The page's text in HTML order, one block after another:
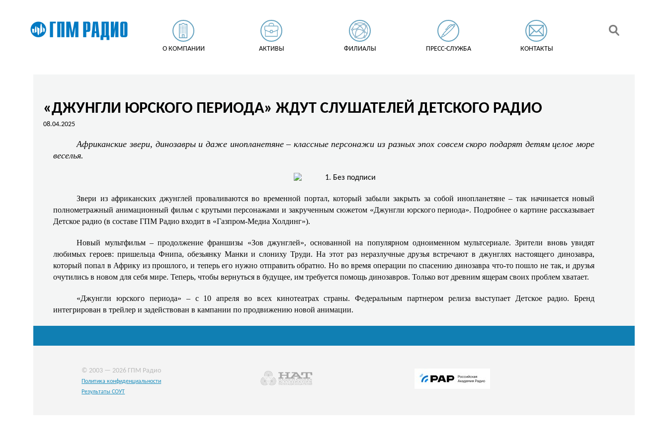
О КОМПАНИИ АКТИВЫ ФИЛИАЛЫ ПРЕСС-СЛУЖБА КОНТАКТЫ
«ДЖУНГЛИ ЮРСКОГО ПЕРИОДА» ЖДУТ СЛУШАТЕЛЕЙ ДЕТСКОГО РАДИО
08.04.2025
Африканские звери, динозавры и даже инопланетяне – классные персонажи из разных эпох совсем скоро подарят детям целое море
веселья.
Звери из африканских джунглей проваливаются во временной портал, который забыли закрыть за собой инопланетяне – так начинается новый
полнометражный анимационный фильм с крутыми персонажами и закрученным сюжетом «Джунгли юрского периода». Подробнее о картине рассказывает
Детское радио (в составе ГПМ Радио входит в «Газпром-Медиа Холдинг»).
Новый мультфильм – продолжение франшизы «Зов джунглей», основанной на популярном одноименном мультсериале. Зрители вновь увидят
любимых героев: пришельца Фнипа, обезьянку Манки и слониху Труди. На этот раз неразлучные друзья встречают в джунглях настоящего динозавра,
который попал в Африку из прошлого, и теперь его нужно отправить обратно. Но во время операции по спасению динозавра что-то пошло не так, и друзья
очутились в новом для себя мире. Теперь, чтобы вернуться в будущее, им требуется помощь динозавров. Только вот древним ящерам своих проблем хватает.
«Джунгли юрского периода» – с 10 апреля во всех кинотеатрах страны. Федеральным партнером релиза выступает Детское радио. Бренд
интегрирован в трейлер и задействован в кампании по продвижению новой анимации.
© 2003 — 2026 ГПМ Радио
Политика конфиденциальности
Результаты СОУТ